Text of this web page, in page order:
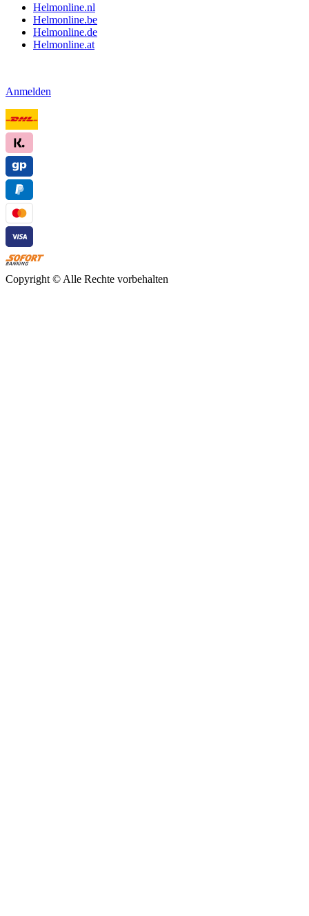
Helmonline.nl
Helmonline.be
Helmonline.de
Helmonline.at
Anmelden
Copyright © Alle Rechte vorbehalten